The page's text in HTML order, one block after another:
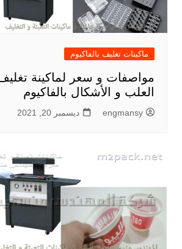
ماكينات تغليف بالفاكيوم
مواصفات و سعر لماكينة
العلب و الأشكال بالفاكيوم
engmansy ديسمبر 20, 2021